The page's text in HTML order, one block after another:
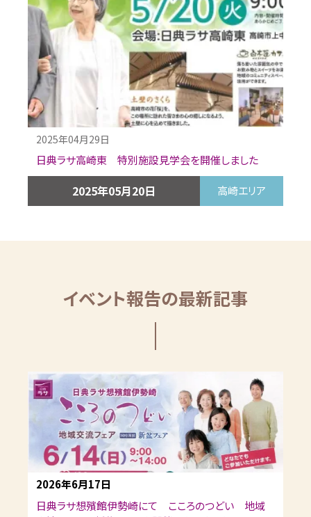
2025年04月29日
日典ラサ高崎東 特別施設見学会を開催しました
2025年05月20日 高崎エリア
イベント報告の最新記事
2026年6月17日
日典ラサ想殯館伊勢崎にて こころのつどい 地域